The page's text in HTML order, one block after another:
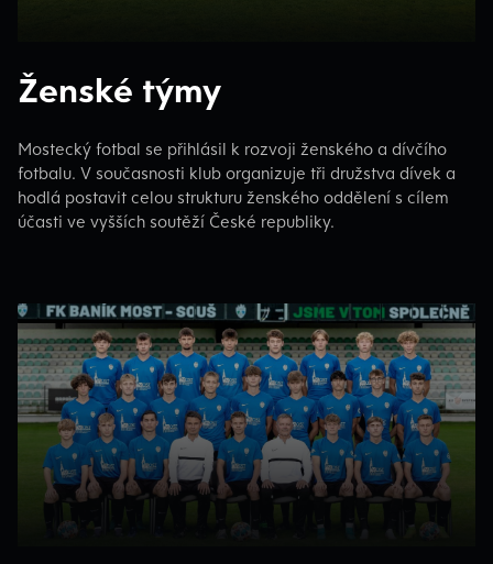
Ženské týmy
Mostecký fotbal se přihlásil k rozvoji ženského a dívčího
fotbalu. V současnosti klub organizuje tři družstva dívek a
hodlá postavit celou strukturu ženského oddělení s cílem
účasti ve vyšších soutěží České republiky.